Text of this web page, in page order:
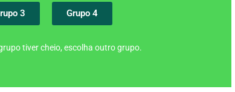
3 Grupo 4
tiver cheio, escolha outro grupo.